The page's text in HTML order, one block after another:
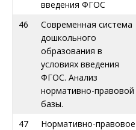
введения ФГОС
46
Современная система
дошкольного
образования в
условиях введения
ФГОС. Анализ
нормативно-правовой
базы.
47
Нормативно-правовое